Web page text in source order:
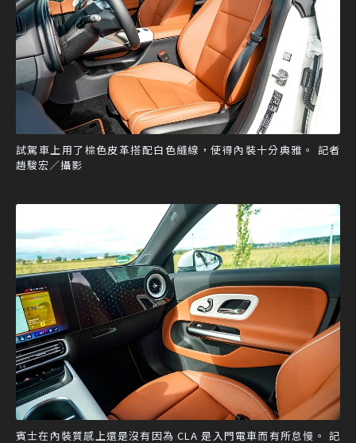
試駕車上用了棕色皮革搭配白色縫線，使得內裝十分典雅。 記者
趙駿宏／攝影
賓士在內裝質感上還是沒有因為 CLA 是入門電車而有所怠慢。 記